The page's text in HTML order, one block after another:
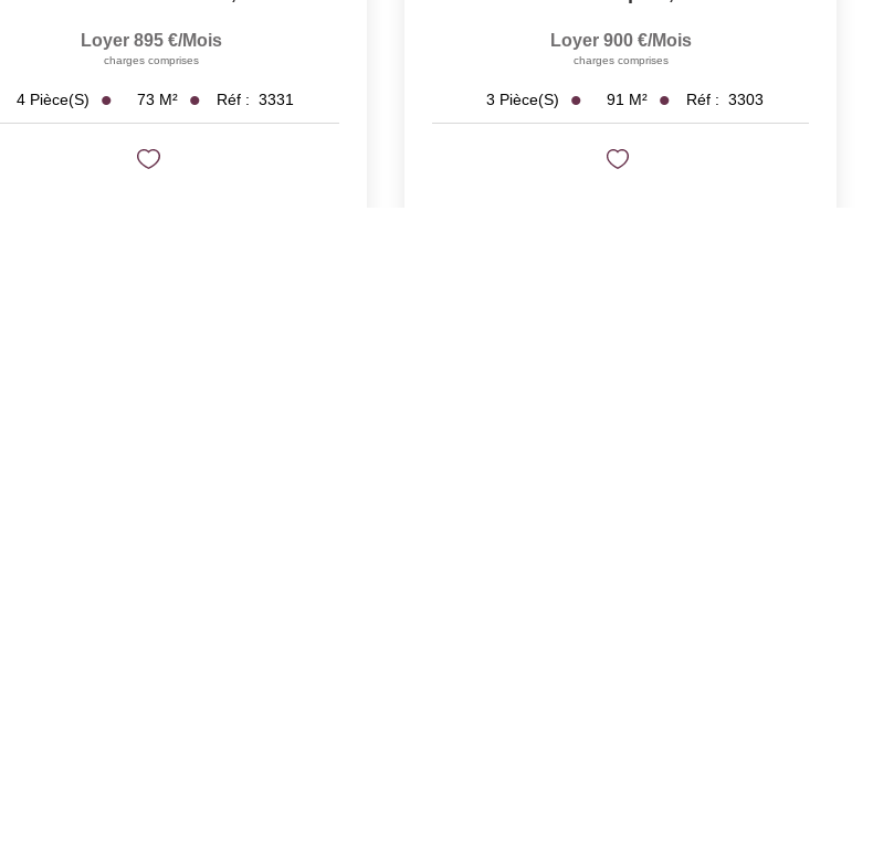
Loyer 895 €/mois
charges comprises
4 Pièce(s) 73 M² Réf : 3331
Loyer 900 €/mois
charges comprises
3 Pièce(s) 91 M² Réf : 3303